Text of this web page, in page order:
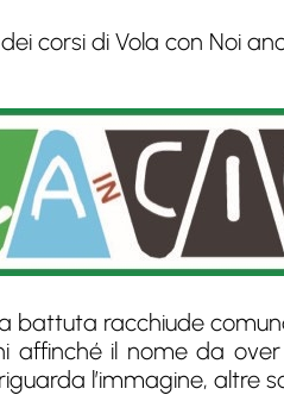
corsi di Vola con Noi
battuta racchiude
affinché il nome da
l’immagine, altre